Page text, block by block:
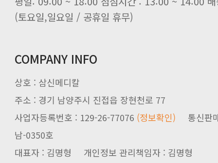
(토요일,일요일 / 공휴일 휴무)
COMPANY INFO
상호 : 삼신메디칼
주소 : 경기 남양주시 진접읍 장현천로 77
사업자등록번호 : 129-26-77076 (정보확인)
남-0350호
대표자 : 김명형 개인정보 관리책임자 : 김명형